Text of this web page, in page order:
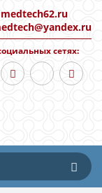
сетях: